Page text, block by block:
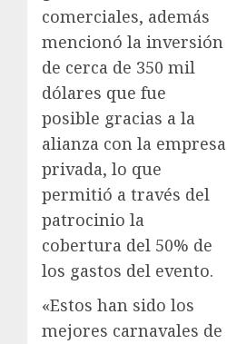
comerciales, además
mencionó la inversión
de cerca de 350 mil
dólares que fue
posible gracias a la
alianza con la empresa
privada, lo que
permitió a través del
patrocinio la
cobertura del 50% de
los gastos del evento.
«Estos han sido los
mejores carnavales de